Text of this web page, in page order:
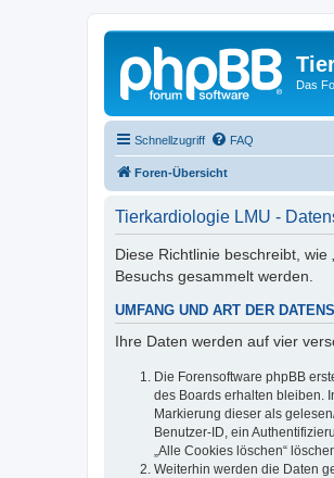
Das
Schnellzugriff FAQ
Foren-Übersicht
Tierkardiologie LMU -
Diese Richtlinie beschreibt,
Besuchs gesammelt werden.
UMFANG UND ART DER
Ihre Daten werden auf vier
Die Forensoftware phpBB
des Boards erhalten bleiben.
Markierung dieser als
Benutzer-ID, ein
„Alle Cookies löschen“
Weiterhin werden die Daten